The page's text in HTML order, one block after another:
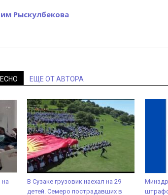
Рыскулбекова
ЕЩЕ ОТ АВТОРА
на
В Сузаке грузовик наехал на 29
детей. Семеро пострадавших в